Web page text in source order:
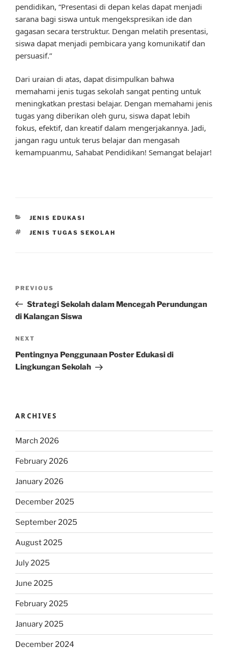
pendidikan, “Presentasi di depan kelas dapat menjadi
sarana bagi siswa untuk mengekspresikan ide dan
gagasan secara terstruktur. Dengan melatih presentasi,
siswa dapat menjadi pembicara yang komunikatif dan
persuasif.”
Dari uraian di atas, dapat disimpulkan bahwa
memahami jenis tugas sekolah sangat penting untuk
meningkatkan prestasi belajar. Dengan memahami jenis
tugas yang diberikan oleh guru, siswa dapat lebih
fokus, efektif, dan kreatif dalam mengerjakannya. Jadi,
jangan ragu untuk terus belajar dan mengasah
kemampuanmu, Sahabat Pendidikan! Semangat belajar!
CATEGORIES
JENIS EDUKASI
TAGS
JENIS TUGAS SEKOLAH
Previous
Post
PREVIOUS
Strategi Sekolah dalam Mencegah Perundungan
di Kalangan Siswa
Next
Post
NEXT
Pentingnya Penggunaan Poster Edukasi di
Lingkungan Sekolah
ARCHIVES
March 2026
February 2026
January 2026
December 2025
September 2025
August 2025
July 2025
June 2025
February 2025
January 2025
December 2024